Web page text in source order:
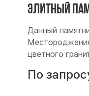
Элитный
Данный
цветного
По